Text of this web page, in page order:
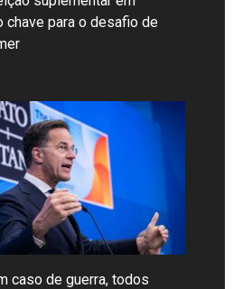
chave para o desafio de
caso de guerra, todos